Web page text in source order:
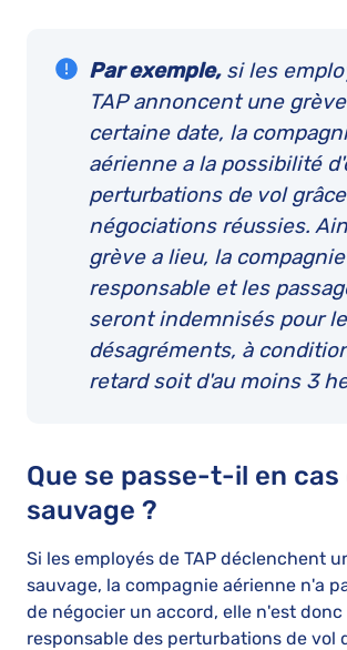
Par exemple,si les
TAP annoncent une
certaine date, la
aérienne a la possibilité
perturbations de vol
négociations réussies.
grève a lieu, la
responsable et les
seront indemnisés pour
désagréments, à
retard soit d'au moins 3
Que se passe-t-il en cas
sauvage ?
Si les employés de TAP déclenchent
sauvage, la compagnie aérienne n'a
de négocier un accord, elle n'est donc
responsable des perturbations de vol